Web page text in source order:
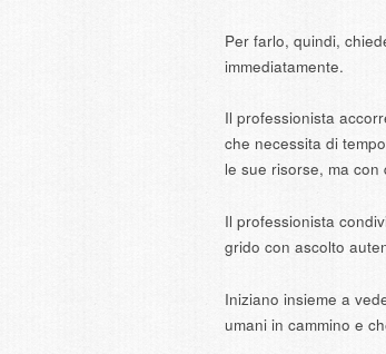
Per farlo, quindi,
immediatamente.
Il professionista
che necessita di
le sue risorse, ma con
Il professionista
grido con ascolto
Iniziano insieme a
umani in cammino e